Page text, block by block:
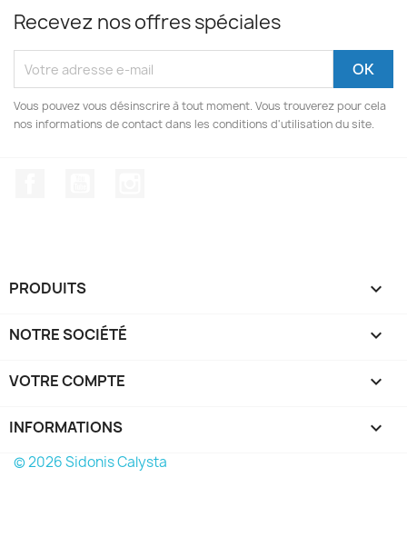
Recevez nos offres spéciales
Vous pouvez vous désinscrire à tout moment. Vous trouverez pour cela
nos informations de contact dans les conditions d'utilisation du site.
PRODUITS 
NOTRE SOCIÉTÉ 
VOTRE COMPTE 
INFORMATIONS keyboard_arrow_down
© 2026 Sidonis Calysta